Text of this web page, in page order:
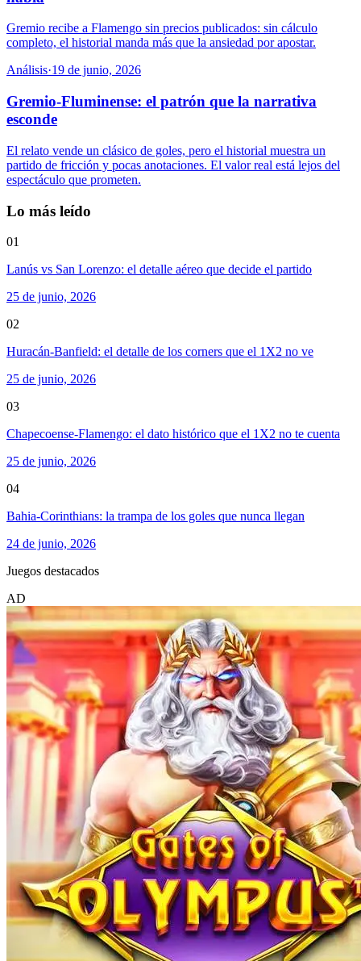
Gremio recibe a Flamengo sin precios publicados: sin cálculo
completo, el historial manda más que la ansiedad por apostar.
Análisis·19 de junio, 2026
Gremio-Fluminense: el patrón que la narrativa
esconde
El relato vende un clásico de goles, pero el historial muestra un
partido de fricción y pocas anotaciones. El valor real está lejos del
espectáculo que prometen.
Lo más leído
01
Lanús vs San Lorenzo: el detalle aéreo que decide el partido
25 de junio, 2026
02
Huracán-Banfield: el detalle de los corners que el 1X2 no ve
25 de junio, 2026
03
Chapecoense-Flamengo: el dato histórico que el 1X2 no te cuenta
25 de junio, 2026
04
Bahia-Corinthians: la trampa de los goles que nunca llegan
24 de junio, 2026
Juegos destacados
AD